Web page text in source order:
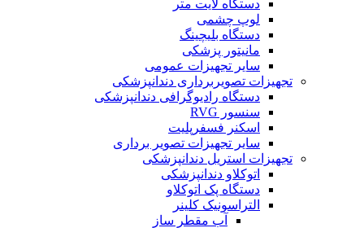
دستگاه لایت متر
لوپ چشمی
دستگاه بلیچینگ
مانیتور پزشکی
سایر تجهیزات عمومی
تجهیزات تصویربرداری دندانپزشکی
دستگاه رادیوگرافی دندانپزشکی
سنسور RVG
اسکنر فسفرپلیت
سایر تجهیزات تصویر برداری
تجهیزات استریل دندانپزشکی
اتوکلاو دندانپزشکی
دستگاه پک اتوکلاو
التراسونیک کلینر
آب مقطر ساز